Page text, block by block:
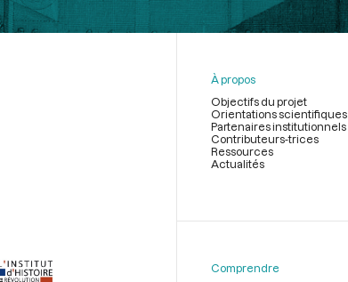
À propos
Objectifs du projet
Orientations scientifiques
Partenaires institutionnels
Contributeurs-trices
Ressources
Actualités
Comprendre